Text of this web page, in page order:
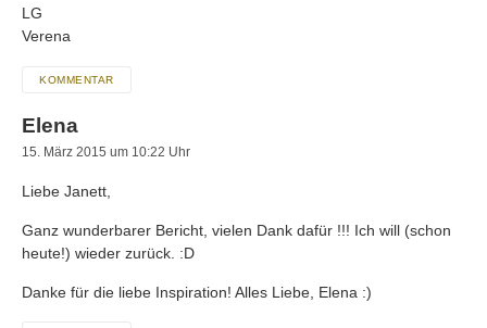
LG
Verena
KOMMENTAR
Elena
15. März 2015 um 10:22 Uhr
Liebe Janett,
Ganz wunderbarer Bericht, vielen Dank dafür !!! Ich will (schon
heute!) wieder zurück. :D
Danke für die liebe Inspiration! Alles Liebe, Elena :)